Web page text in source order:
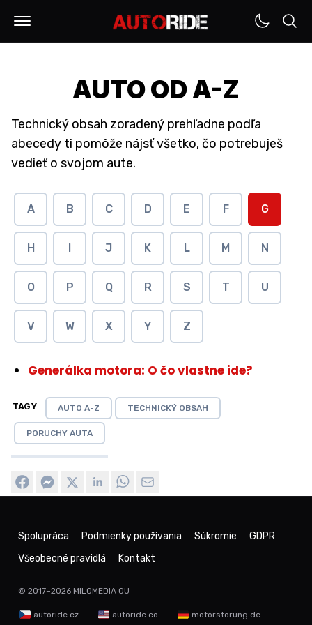
AUTO OD A-Z
Technický obsah zoradený prehľadne podľa
abecedy ti pomôže nájsť všetko, čo potrebuješ
vedieť o svojom aute.
A B C D E F G
H I J K L M N
O P Q R S T U
V W X Y Z
Generálka motora: O čo vlastne ide?
TAGY AUTO A-Z TECHNICKÝ OBSAH
PORUCHY AUTA
Spolupráca Podmienky používania Súkromie
GDPR
Všeobecné pravidlá
Kontakt
© 2017–2026 MILOMEDIA OÜ
autoride.cz autoride.co motorstorung.de